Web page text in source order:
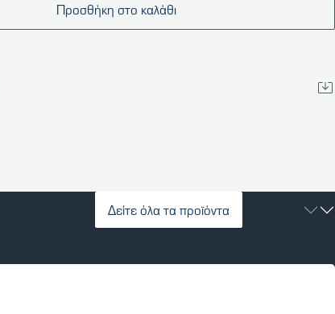
Προσθήκη στο καλάθι
Δείτε όλα τα προϊόντα